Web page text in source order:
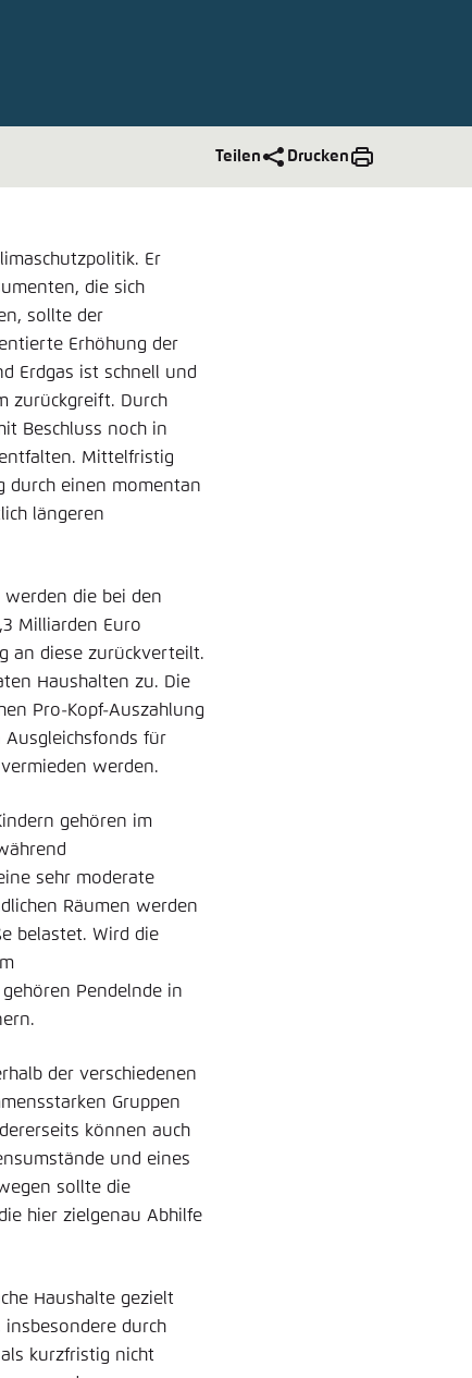
Teilen Drucken
Er
die sich
sollte der
Erhöhung der
Erdgas ist schnell und
zurückgreift. Durch
Beschluss noch in
Mittelfristig
durch einen momentan
längeren
die bei den
Milliarden Euro
an diese zurückverteilt.
Haushalten zu. Die
Pro-Kopf-Auszahlung
Ausgleichsfonds für
werden.
gehören im
sehr moderate
Räumen werden
belastet. Wird die
Pendelnde in
der verschiedenen
Gruppen
können auch
und eines
sollte die
hier zielgenau Abhilfe
Haushalte gezielt
insbesondere durch
kurzfristig nicht